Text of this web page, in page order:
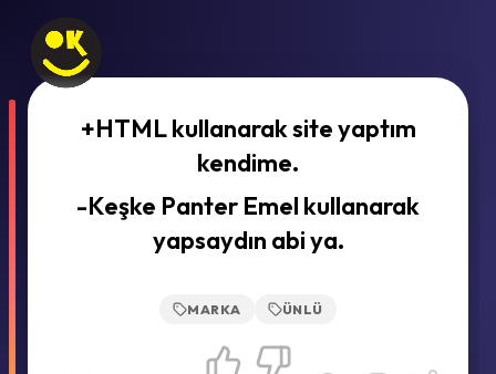
+HTML kullanarak site yaptım
kendime.
-Keşke Panter Emel kullanarak
yapsaydın abi ya.
MARKA ÜNLÜ